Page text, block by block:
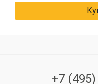
+7